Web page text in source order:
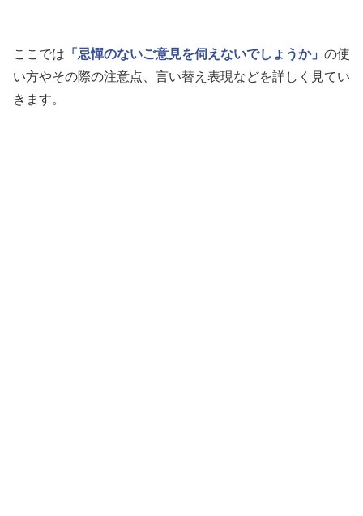
ここでは 「忌憚のないご意見を伺えないでしょうか」 の使
い方やその際の注意点、言い替え表現などを詳しく見てい
きます。